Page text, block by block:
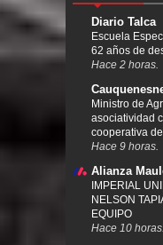
Diario Talca
Escuela
62 años de
Hace 2 horas.
Ministro de
asociatividad
cooperativa
Hace 9 horas.
Alianza
IMPERIAL
NELSON
EQUIPO
Hace 10 horas.